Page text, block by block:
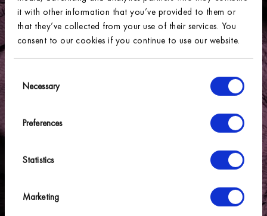
it with other information that you’ve provided to them or
that they’ve collected from your use of their services. You
consent to our cookies if you continue to use our website.
Selection
Necessary
Preferences
Statistics
Marketing